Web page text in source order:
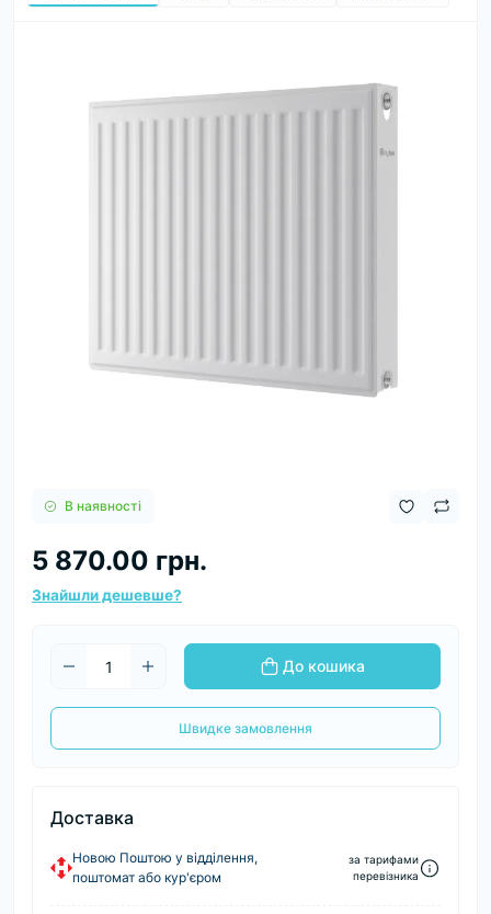
В наявності
5 870.00 грн.
Знайшли дешевше?
До кошика
Швидке замовлення
Доставка
Новою Поштою у відділення,
поштомат або кур'єром
за тарифами
перевізника